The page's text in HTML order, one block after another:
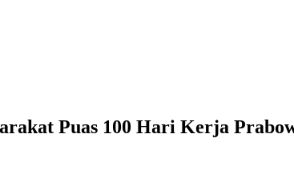
Puas 100 Hari Kerja